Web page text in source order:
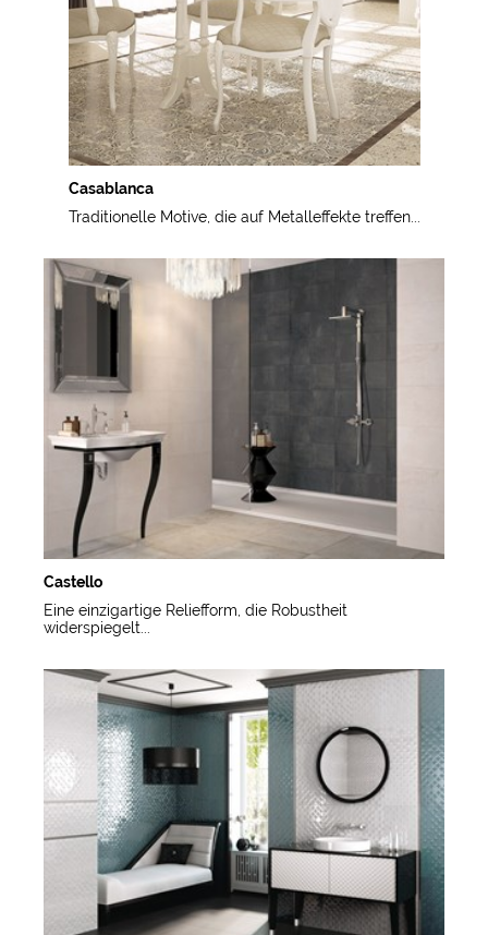
Casablanca
Traditionelle Motive, die auf Metalleffekte treffen...
Castello
Eine einzigartige Reliefform, die Robustheit
widerspiegelt...